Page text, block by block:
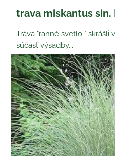
trava miskantus
Tráva "ranné svetlo " skrášli
súčasť výsadby...